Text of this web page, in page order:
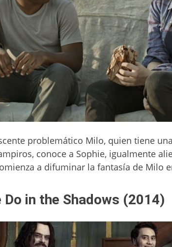
problemático Milo, quien tiene
conoce a Sophie, igualmente
a difuminar la fantasía de Milo
Do in the Shadows (2014)